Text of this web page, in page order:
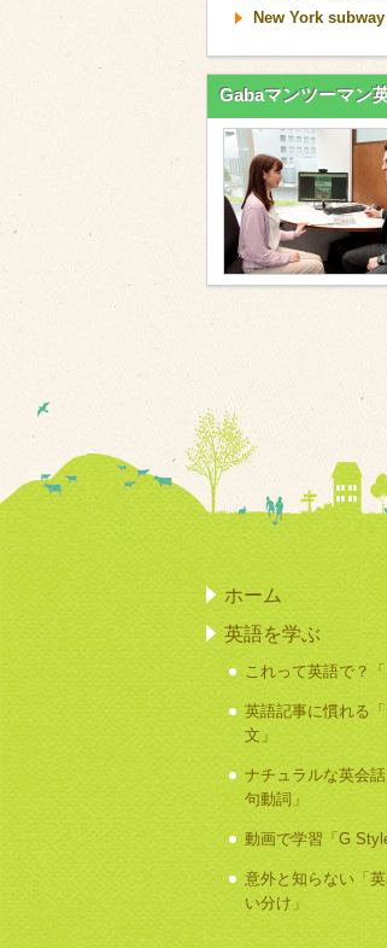
New York
Gabaマンツーマン
ホーム
英語を学ぶ
これって英語で？「
英語記事に慣れる
文」
ナチュラルな英会
句動詞」
動画で学習「G
意外と知らない「
い分け」